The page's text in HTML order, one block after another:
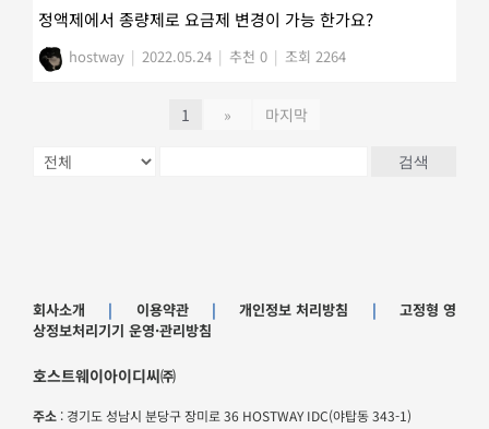
정액제에서 종량제로 요금제 변경이 가능 한가요?
hostway | 2022.05.24 | 추천 0 | 조회 2264
1 » 마지막
검색
회사소개 | 이용약관|개인정보 처리방침 | 고정형 영
상정보처리기기 운영·관리방침
호스트웨이아이디씨㈜
주소: 경기도 성남시 분당구 장미로 36 HOSTWAY IDC(야탑동 343-1)